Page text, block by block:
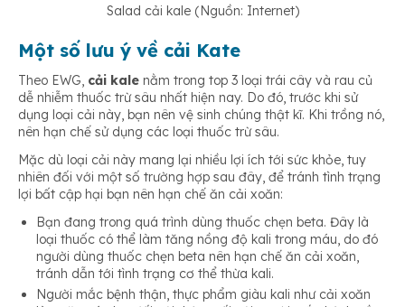
Salad cải kale (Nguồn: Internet)
Một số lưu ý về cải Kate
Theo EWG, cải kale nằm trong top 3 loại trái cây và rau củ
dễ nhiễm thuốc trừ sâu nhất hiện nay. Do đó, trước khi sử
dụng loại cải này, bạn nên vệ sinh chúng thật kĩ. Khi trồng nó,
nên hạn chế sử dụng các loại thuốc trừ sâu.
Mặc dù loại cải này mang lại nhiều lợi ích tới sức khỏe, tuy
nhiên đối với một số trường hợp sau đây, để tránh tình trạng
lợi bất cập hại bạn nên hạn chế ăn cải xoăn:
Bạn đang trong quá trình dùng thuốc chẹn beta. Đây là
loại thuốc có thể làm tăng nồng độ kali trong máu, do đó
người dùng thuốc chẹn beta nên hạn chế ăn cải xoăn,
tránh dẫn tới tình trạng cơ thể thừa kali.
Người mắc bệnh thận, thực phẩm giàu kali như cải xoăn